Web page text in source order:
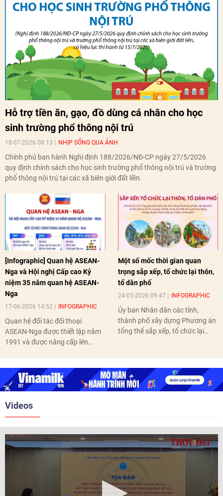
Hỗ trợ tiền ăn, gạo, đồ dùng cá nhân cho học
sinh trường phổ thông nội trú
18-07-2026 08:13 NHỊP SỐNG QUA ẢNH
Chính phủ ban hành Nghị định 188/2026/NĐ-CP ngày 27/5/2026
quy định chính sách cho học sinh trường phổ thông nội trú và trường
phổ thông nội trú tại các xã biên giới đất liền.
[Infographic] Quan hệ ASEAN-
Nga và Hội nghị Cấp cao Kỷ
niệm 35 năm quan hệ ASEAN-
Nga
17-06-2026 14:52 INFOGRAPHIC
Quan hệ đối tác đối thoại
ASEAN-Nga được thiết lập năm
1991 và được nâng cấp lên
nghị Cấp cao vào các năm 2005,
2010, 2016, 2018, 2021.
Một số mốc thời gian quan
trọng sắp xếp, tổ chức lại thôn,
tổ dân phố
24-05-2026 09:47 INFOGRAPHIC
Ủy ban Nhân dân các tỉnh,
thành phố xây dựng Phương án
tổng thể sắp xếp, tổ chức lại
Videos